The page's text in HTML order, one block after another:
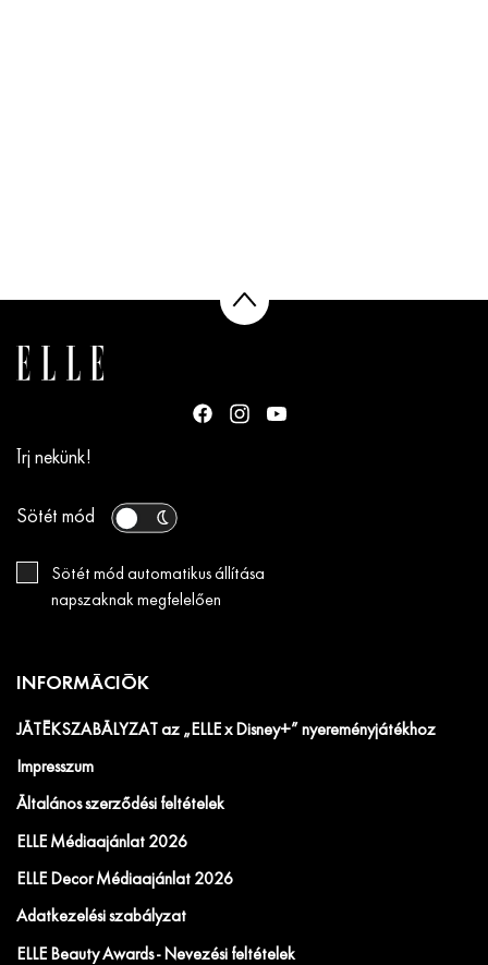
Írj nekünk!
Sötét mód
Sötét mód automatikus állítása
napszaknak megfelelően
INFORMÁCIÓK
JÁTÉKSZABÁLYZAT az „ELLE x Disney+” nyereményjátékhoz
Impresszum
Általános szerződési feltételek
ELLE Médiaajánlat 2026
ELLE Decor Médiaajánlat 2026
Adatkezelési szabályzat
ELLE Beauty Awards - Nevezési feltételek